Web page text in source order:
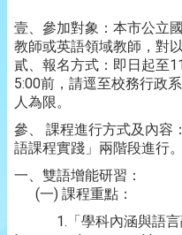
壹、參加對象：本市公立
教師或英語領域教師，對
貳、報名方式：即日起至
5:00前，請逕至校務行政
人為限。
參、 課程進行方式及內容
語課程實踐」兩階段進行。
一、雙語增能研習：
(一) 課程重點：
1.「學科內涵與語言